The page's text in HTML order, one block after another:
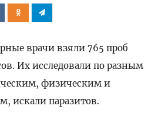
врачи взяли 765 проб
Их исследовали по разным
физическим и
искали паразитов.